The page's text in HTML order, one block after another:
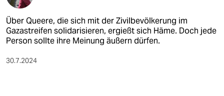
Über Queere, die sich mit der Zivilbevölkerung im
Gazastreifen solidarisieren, ergießt sich Häme. Doch jede
Person sollte ihre Meinung äußern dürfen.
30.7.2024